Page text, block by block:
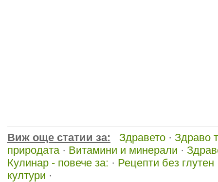
Виж още статии за: Здравето · Здраво
природата· Витамини и минерали ·
Кулинар - повече за: · Рецепти без глутен
култури ·